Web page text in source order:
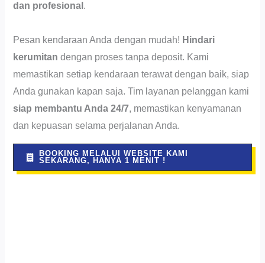
dan profesional .
Pesan kendaraan Anda dengan mudah! Hindari
kerumitan dengan proses tanpa deposit. Kami
memastikan setiap kendaraan terawat dengan baik, siap
Anda gunakan kapan saja. Tim layanan pelanggan kami
siap membantu Anda 24/7, memastikan kenyamanan
dan kepuasan selama perjalanan Anda.
BOOKING MELALUI WEBSITE KAMI
SEKARANG, HANYA 1 MENIT !